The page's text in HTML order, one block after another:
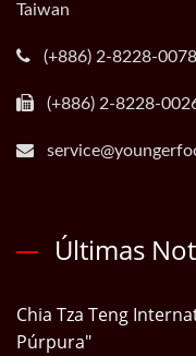
Taiwan
(+886) 2-8228-0078
(+886) 2-8228-
Últimas
Chia Tza Teng
Púrpura"